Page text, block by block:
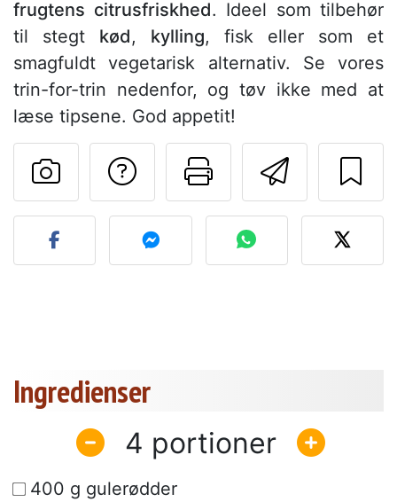
frugtens citrusfriskhed. Ideel som tilbehør
til stegt kød, kylling, fisk eller som et
smagfuldt vegetarisk alternativ. Se vores
trin-for-trin nedenfor, og tøv ikke med at
læse tipsene. God appetit!
Send
Udskriv
Stil et spørgsmål
Send dit billede af denne
Ingredienser
4
400 g gulerødder